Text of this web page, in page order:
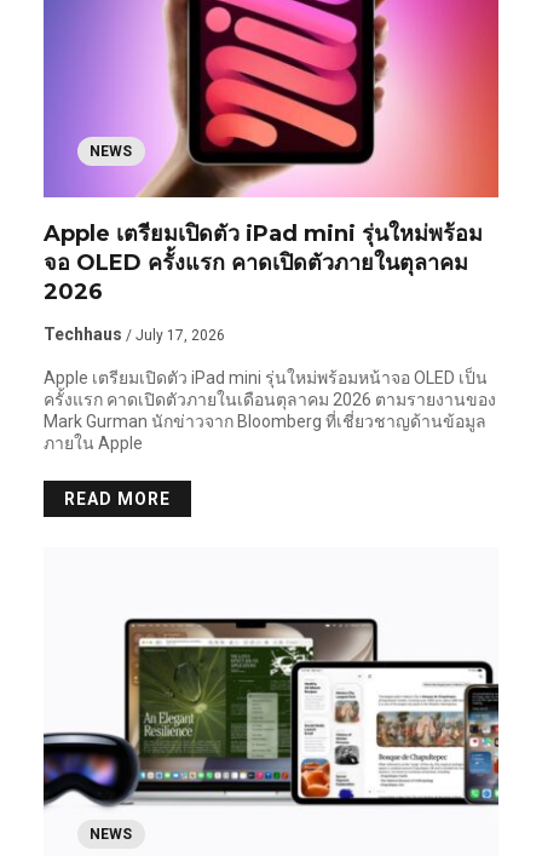
NEWS
Apple เตรียมเปิดตัว iPad mini รุ่นใหม่พร้อม
จอ OLED ครั้งแรก คาดเปิดตัวภายในตุลาคม
2026
Techhaus / July 17, 2026
Apple เตรียมเปิดตัว iPad mini รุ่นใหม่พร้อมหน้าจอ OLED เป็น
ครั้งแรก คาดเปิดตัวภายในเดือนตุลาคม 2026 ตามรายงานของ
Mark Gurman นักข่าวจาก Bloomberg ที่เชี่ยวชาญด้านข้อมูล
ภายใน Apple
READ MORE
NEWS